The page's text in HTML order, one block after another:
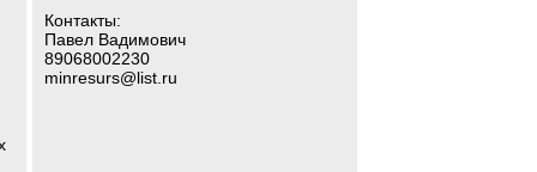
Контакты:
Павел Вадимович
89068002230
minresurs@list.ru